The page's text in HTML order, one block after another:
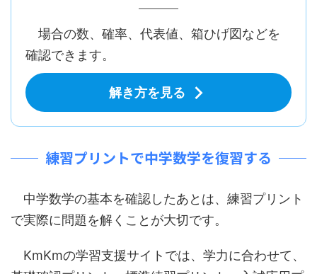
場合の数、確率、代表値、箱ひげ図などを
確認できます。
解き方を見る
練習プリントで中学数学を復習する
中学数学の基本を確認したあとは、練習プリント
で実際に問題を解くことが大切です。
KmKmの学習支援サイトでは、学力に合わせて、